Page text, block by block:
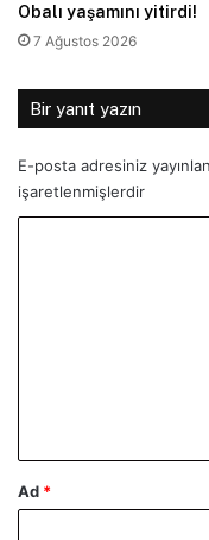
Obalı yaşamını yitirdi!
7 Ağustos 2026
Bir yanıt yazın
E-posta adresiniz
işaretlenmişlerdir
Ad *